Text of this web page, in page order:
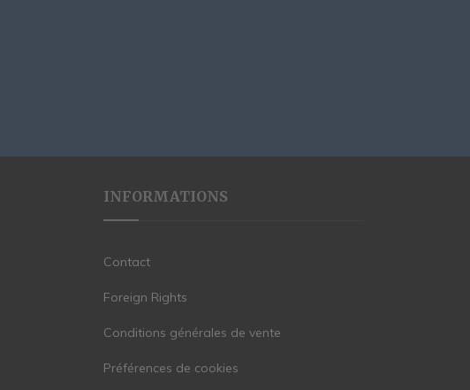
INFORMATIONS
Contact
Foreign Rights
Conditions générales de vente
Préférences de cookies